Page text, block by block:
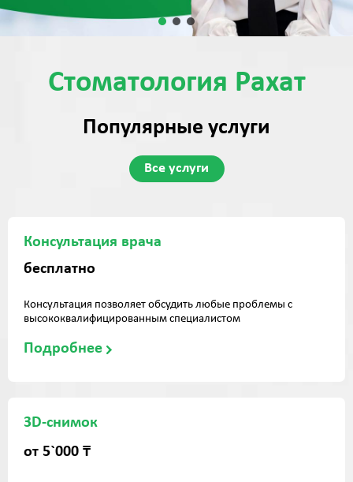
Стоматология Рахат
Популярные услуги
Все услуги
Консультация врача
бесплатно
Консультация позволяет обсудить любые проблемы с
высококвалифицированным специалистом
Подробнее
3D-снимок
от 5`000 ₸